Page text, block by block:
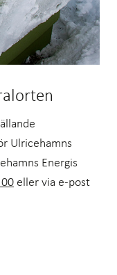
Ulricehamns
Energis
eller via e-post